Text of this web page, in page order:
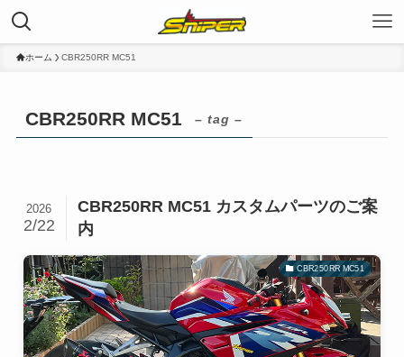
ホーム CBR250RR MC51
CBR250RR MC51 – tag –
CBR250RR MC51 カスタムパーツのご案
内
2026
2/22
CBR250RR MC51